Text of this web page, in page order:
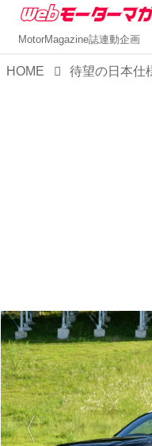
MotorMagazine誌連動企画
HOME